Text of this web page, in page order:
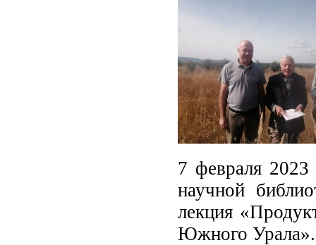
7 февраля 2023
научной
лекция
Южного Урала».